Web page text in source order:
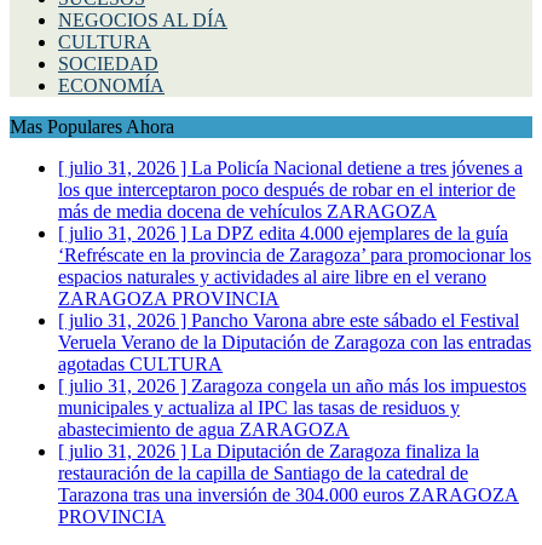
NEGOCIOS AL DÍA
CULTURA
SOCIEDAD
ECONOMÍA
Mas Populares Ahora
[ julio 31, 2026 ] La Policía Nacional detiene a tres jóvenes a
los que interceptaron poco después de robar en el interior de
más de media docena de vehículos ZARAGOZA
[ julio 31, 2026 ] La DPZ edita 4.000 ejemplares de la guía
‘Refréscate en la provincia de Zaragoza’ para promocionar los
espacios naturales y actividades al aire libre en el verano
ZARAGOZA PROVINCIA
[ julio 31, 2026 ] Pancho Varona abre este sábado el Festival
Veruela Verano de la Diputación de Zaragoza con las entradas
agotadas CULTURA
[ julio 31, 2026 ] Zaragoza congela un año más los impuestos
municipales y actualiza al IPC las tasas de residuos y
abastecimiento de agua ZARAGOZA
[ julio 31, 2026 ] La Diputación de Zaragoza finaliza la
restauración de la capilla de Santiago de la catedral de
Tarazona tras una inversión de 304.000 euros ZARAGOZA
PROVINCIA